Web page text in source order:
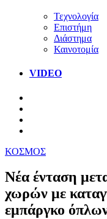
Τεχνολογία
Επιστήμη
Διάστημα
Καινοτομία
VIDEO
ΚΟΣΜΟΣ
Νέα ένταση
χωρών με
εμπάργκο